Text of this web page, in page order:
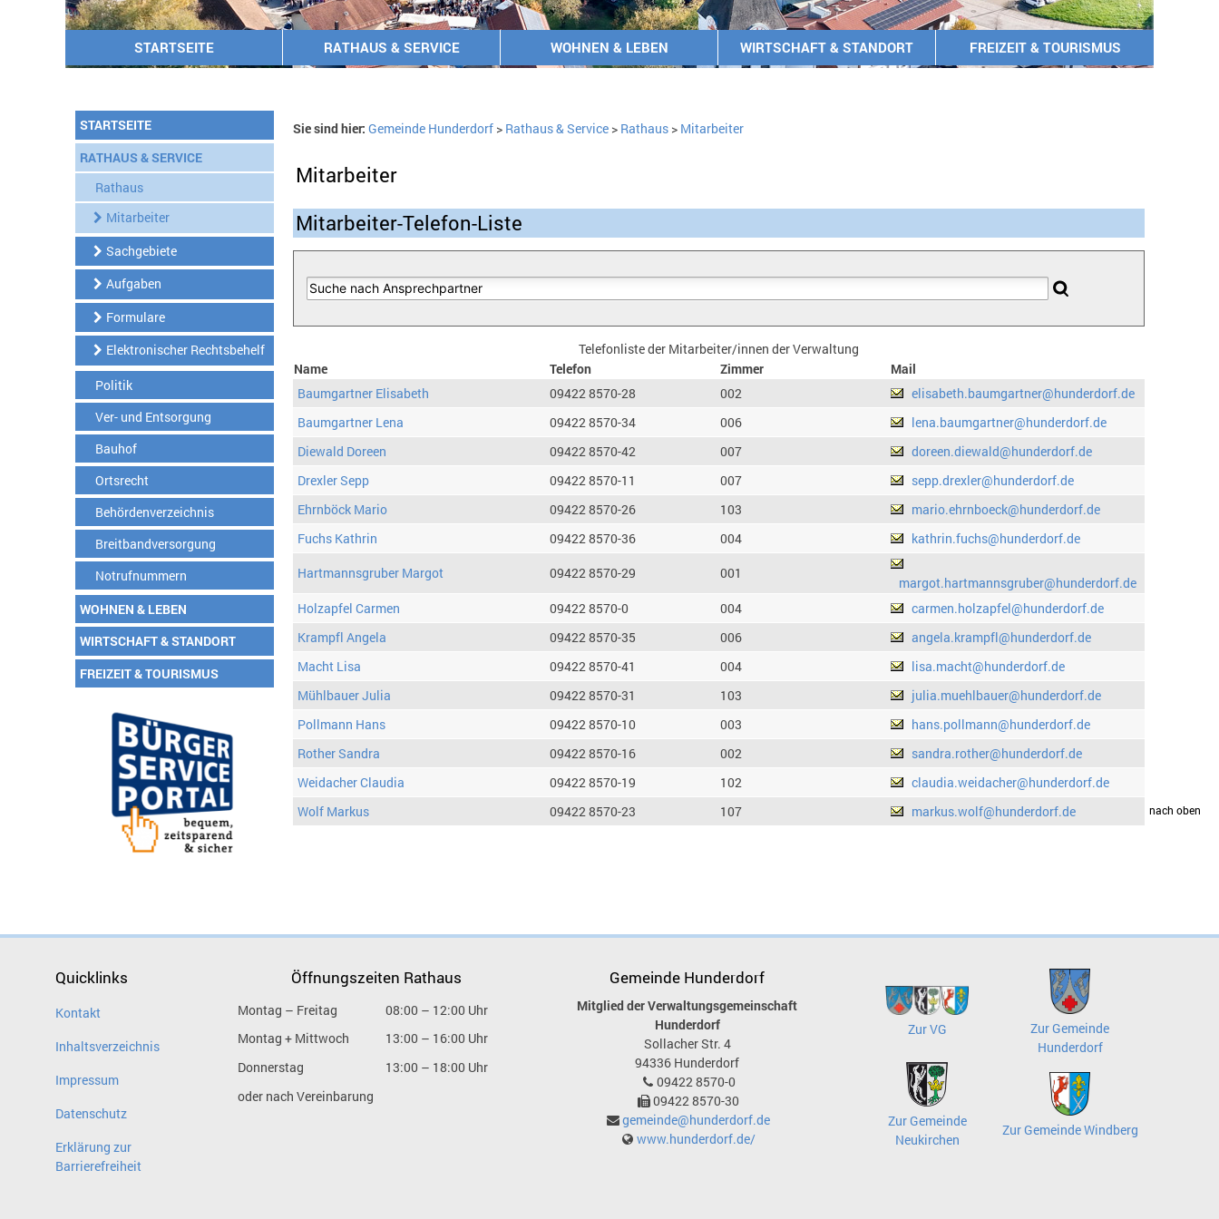
STARTSEITE RATHAUS & SERVICE WOHNEN & LEBEN WIRTSCHAFT & STANDORT FREIZEIT & TOURISMUS
STARTSEITE
RATHAUS & SERVICE
Rathaus
Mitarbeiter
Sachgebiete
Aufgaben
Formulare
Elektronischer Rechtsbehelf
Politik
Ver- und Entsorgung
Bauhof
Ortsrecht
Behördenverzeichnis
Breitbandversorgung
Notrufnummern
WOHNEN & LEBEN
WIRTSCHAFT & STANDORT
FREIZEIT & TOURISMUS
Sie sind hier: Gemeinde Hunderdorf> Rathaus & Service> Rathaus> Mitarbeiter
Mitarbeiter
Mitarbeiter-Telefon-Liste
Telefonliste der Mitarbeiter/innen der Verwaltung
Name
Telefon Zimmer
Mail
Baumgartner Elisabeth
09422 8570-28 002
elisabeth.baumgartner@hunderdorf.de
Baumgartner Lena
09422 8570-34 006
lena.baumgartner@hunderdorf.de
Diewald Doreen
09422 8570-42 007
doreen.diewald@hunderdorf.de
Drexler Sepp
09422 8570-11 007
sepp.drexler@hunderdorf.de
Ehrnböck Mario
09422 8570-26 103
mario.ehrnboeck@hunderdorf.de
Fuchs Kathrin
09422 8570-36 004
kathrin.fuchs@hunderdorf.de
Hartmannsgruber Margot
09422 8570-29 001
margot.hartmannsgruber@hunderdorf.de
Holzapfel Carmen
09422 8570-0 004
carmen.holzapfel@hunderdorf.de
Krampfl Angela
09422 8570-35 006
angela.krampfl@hunderdorf.de
Macht Lisa
09422 8570-41 004
lisa.macht@hunderdorf.de
Mühlbauer Julia
09422 8570-31 103
julia.muehlbauer@hunderdorf.de
Pollmann Hans
09422 8570-10 003
hans.pollmann@hunderdorf.de
Rother Sandra
09422 8570-16 002
sandra.rother@hunderdorf.de
Weidacher Claudia
09422 8570-19 102
claudia.weidacher@hunderdorf.de
Wolf Markus
09422 8570-23 107 markus.wolf@hunderdorf.dedrucken nach oben
Quicklinks
Kontakt
Inhaltsverzeichnis
Impressum
Datenschutz
Erklärung zur
Barrierefreiheit
Öffnungszeiten Rathaus
Montag – Freitag
08:00 – 12:00 Uhr
Montag + Mittwoch
13:00 – 16:00 Uhr
Donnerstag
13:00 – 18:00 Uhr
oder nach Vereinbarung
Gemeinde Hunderdorf
Mitglied der Verwaltungsgemeinschaft
Hunderdorf
Sollacher Str. 4
94336 Hunderdorf
09422 8570-0
09422 8570-30
gemeinde@hunderdorf.de
www.hunderdorf.de/
Zur VG
Zur Gemeinde
Hunderdorf
Zur Gemeinde
Neukirchen
Zur Gemeinde Windberg